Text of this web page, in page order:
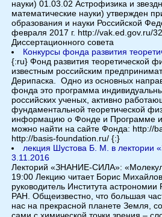
науки) 01.03.02 Астрофизика и
математические науки) утвержден
образования и науки Российской
февраля 2017 г. http://vak.ed.gov.ru/
Диссертационного совета
Конкурсы фонда развития
{:ru} Фонд развития теоретической
известным российским
Дерипаска. Одно из основных
фонда это программа
российских ученых, активно
фундаментальной теоретической
информацию о Фонде и Программе
можно найти на сайте Фонда: http://
http://basis-foundation.ru/ {:}
лекция Шустова Б. М. в лектории
3.11.2016
Лекторий «ЗНАНИЕ-СИЛА»:
19:00 Лекцию читает Борис
руководитель Института
РАН. Общеизвестно, что большая
нас на прекрасной планете Земля,